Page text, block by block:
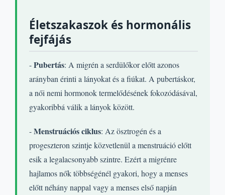
Életszakaszok és hormonális
fejfájás
-Pubertás: A migrén a serdülőkor előtt azonos
arányban érinti a lányokat és a fiúkat. A pubertáskor,
a női nemi hormonok termelődésének fokozódásával,
gyakoribbá válik a lányok között.
-Menstruációs ciklus: Az ösztrogén és a
progeszteron szintje közvetlenül a menstruáció előtt
esik a legalacsonyabb szintre. Ezért a migrénre
hajlamos nők többségénél gyakori, hogy a menses
előtt néhány nappal vagy a menses első napján